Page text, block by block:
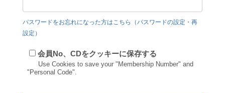
パスワードをお忘れになった方はこちら（パスワードの設定・再
設定）
会員No、CDをクッキーに保存する
Use Cookies to save your "Membership Number" and
"Personal Code".